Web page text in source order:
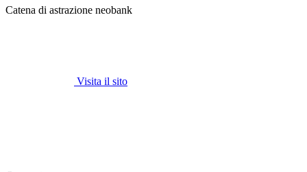
Catena di astrazione neobank
Visita il sito